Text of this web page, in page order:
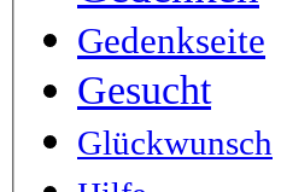
Gedenkseite
Gesucht
Glückwunsch